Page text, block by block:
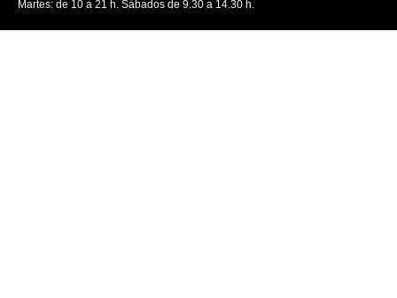
Martes: de 10 a 21 h. Sábados de 9.30 a 14.30 h.